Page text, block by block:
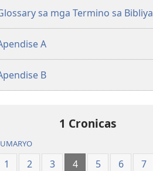
Rebisadong
New
Translation
the
Holy
Rebisadong
New
Translation
the
Holy
sa mga Termino sa Bibliya
A
B
1 Cronicas
1 2 3 4 5 6 7